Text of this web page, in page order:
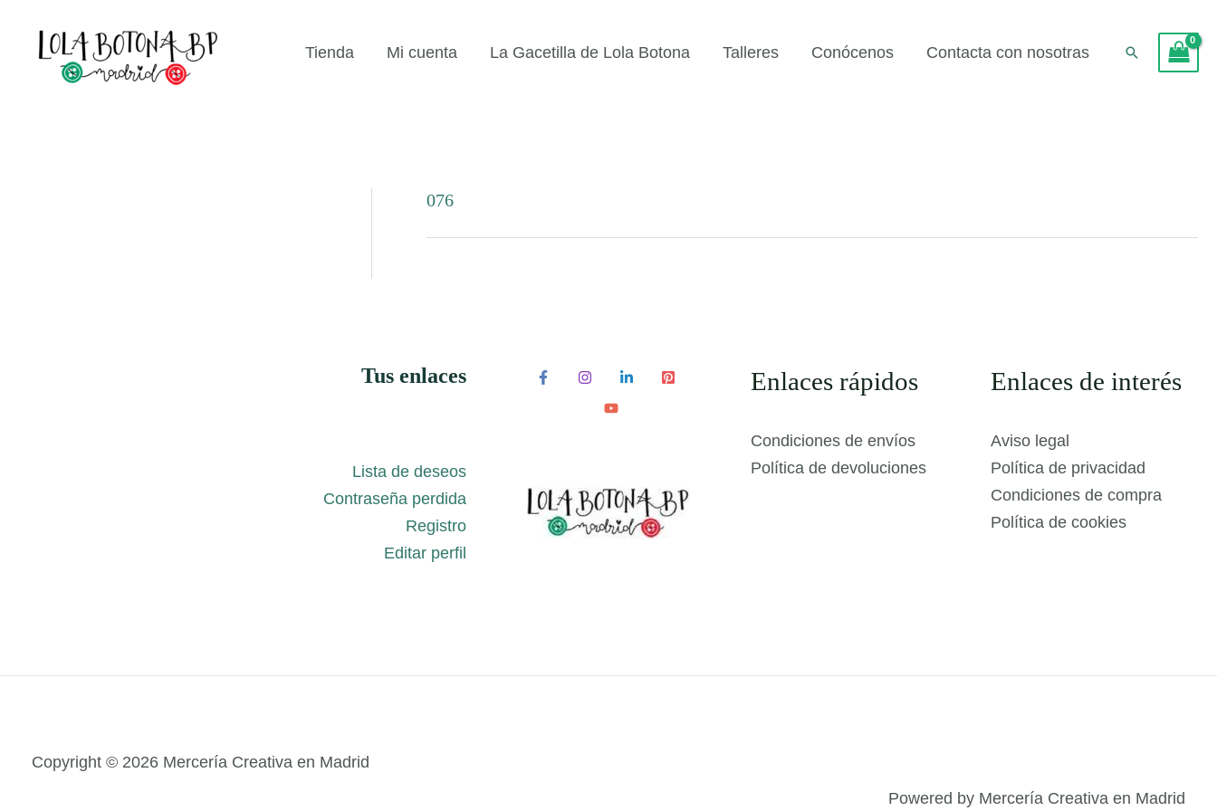
contenido
Tienda Mi cuenta La Gacetilla de Lola Botona Talleres Conócenos Contacta con nosotras Buscar
076
Tus enlaces
Lista de deseos
Contraseña perdida
Registro
Editar perfil
Enlaces rápidos
Condiciones de envíos
Política de devoluciones
Enlaces de interés
Aviso legal
Política de privacidad
Condiciones de compra
Política de cookies
Copyright © 2026 Mercería Creativa en Madrid
Powered by Mercería Creativa en Madrid